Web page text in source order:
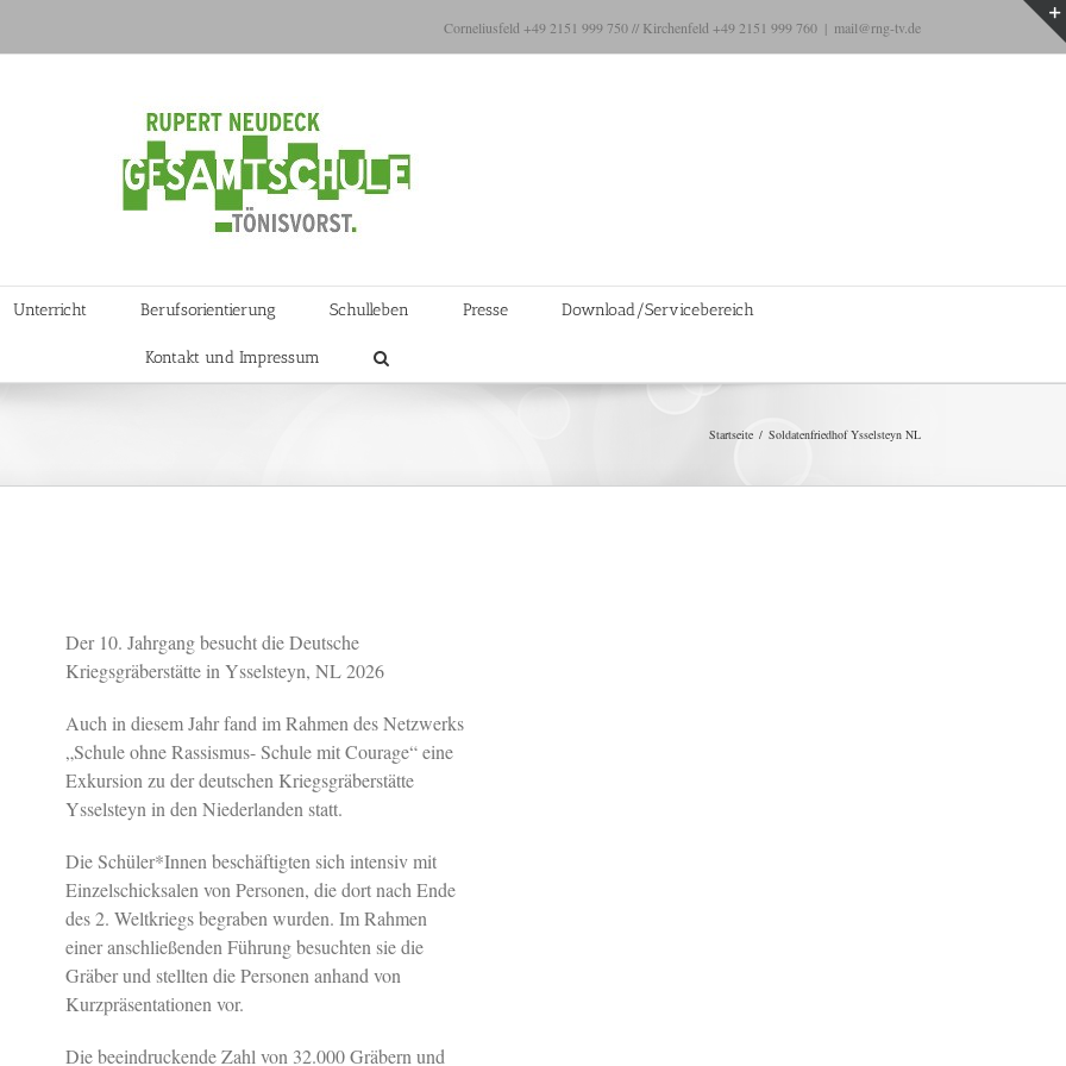
Corneliusfeld +49 2151 999 750 // Kirchenfeld +49 2151 999 760 | mail@rng-tv.de
Unterricht Berufsorientierung Schulleben Presse Download/Servicebereich
Kontakt und Impressum
Startseite Soldatenfriedhof Ysselsteyn NL
Der 10. Jahrgang besucht die Deutsche
Kriegsgräberstätte in Ysselsteyn, NL 2026
Auch in diesem Jahr fand im Rahmen des Netzwerks
„Schule ohne Rassismus- Schule mit Courage“ eine
Exkursion zu der deutschen Kriegsgräberstätte
Ysselsteyn in den Niederlanden statt.
Die Schüler*Innen beschäftigten sich intensiv mit
Einzelschicksalen von Personen, die dort nach Ende
des 2. Weltkriegs begraben wurden. Im Rahmen
einer anschließenden Führung besuchten sie die
Gräber und stellten die Personen anhand von
Kurzpräsentationen vor.
Die beeindruckende Zahl von 32.000 Gräbern und